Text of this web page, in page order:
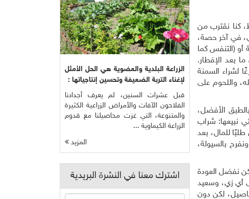
كنا نقترب من
في آخر حصة،
أو (التنفس كما
بعد الإفطار.
لشراء السمنة
واللحوم على
الأفضل،
نبيعها: شراب
للمال، بعد
بالسيولة،
نفضل العودة
أي زي، وسعيد
لكن دون
الزراعة البلدية والعضوية هي الحل الأمثل
لإغناء التربة الضعيفة وتحسين إنتاجياتها :
قبل عشرات السنين، لم يعرف أجدادنا
الفلاحون الآفات والأمراض الزراعية الكثيرة
والمتنوعة، التي غزت محاصيلنا مع قدوم
الزراعة الكيماوية ...
المزيد
اشترك معنا في النشرة البريدية